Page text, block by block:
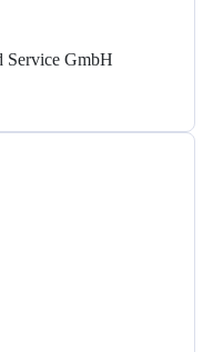
Service GmbH